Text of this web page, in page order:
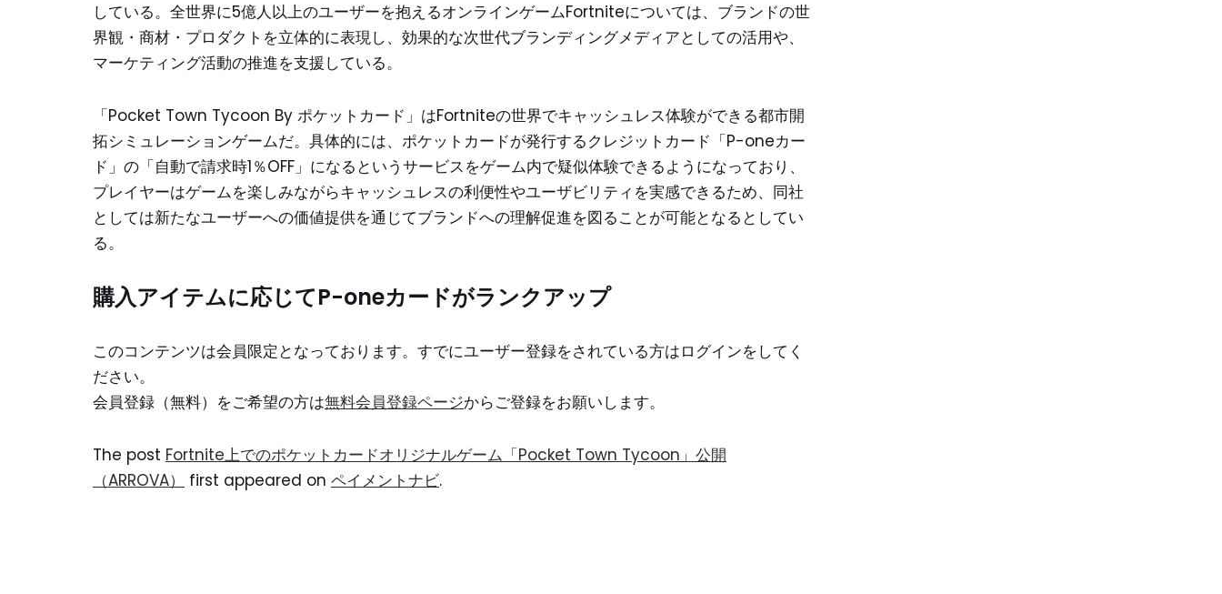
している。全世界に5億人以上のユーザーを抱えるオンラインゲームFortniteについては、ブランドの世
界観・商材・プロダクトを立体的に表現し、効果的な次世代ブランディングメディアとしての活用や、
マーケティング活動の推進を支援している。
「Pocket Town Tycoon By ポケットカード」はFortniteの世界でキャッシュレス体験ができる都市開
拓シミュレーションゲームだ。具体的には、ポケットカードが発行するクレジットカード「P-oneカー
ド」の「自動で請求時1％OFF」になるというサービスをゲーム内で疑似体験できるようになっており、
プレイヤーはゲームを楽しみながらキャッシュレスの利便性やユーザビリティを実感できるため、同社
としては新たなユーザーへの価値提供を通じてブランドへの理解促進を図ることが可能となるとしてい
る。
購入アイテムに応じてP-oneカードがランクアップ
このコンテンツは会員限定となっております。すでにユーザー登録をされている方はログインをしてく
ださい。
会員登録（無料）をご希望の方は無料会員登録ページからご登録をお願いします。
The post Fortnite上でのポケットカードオリジナルゲーム「Pocket Town Tycoon」公開
（ARROVA）
first appeared on ペイメントナビ.